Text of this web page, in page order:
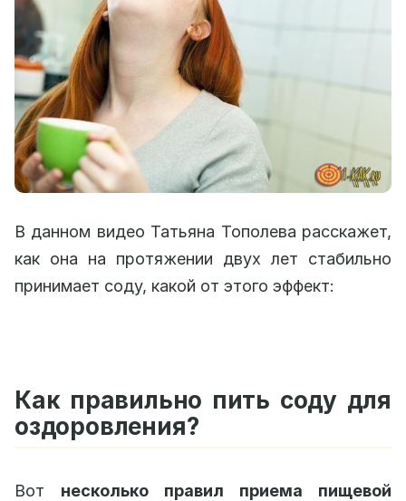
В данном видео Татьяна Тополева расскажет,
как она на протяжении двух лет стабильно
принимает соду, какой от этого эффект:
Как правильно пить соду для
оздоровления?
Вот несколько правил приема пищевой